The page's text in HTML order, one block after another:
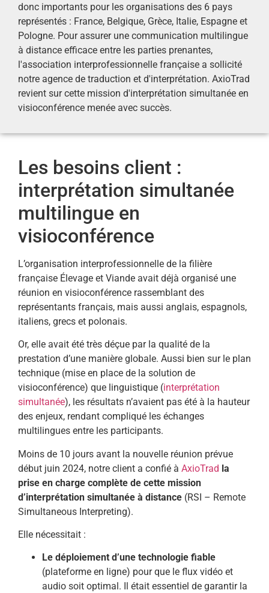
donc importants pour les organisations des 6 pays
représentés : France, Belgique, Grèce, Italie, Espagne et
Pologne. Pour assurer une communication multilingue
à distance efficace entre les parties prenantes,
l'association interprofessionnelle française a sollicité
notre agence de traduction et d'interprétation. AxioTrad
revient sur cette mission d'interprétation simultanée en
visioconférence menée avec succès.
Les besoins client :
interprétation simultanée
multilingue en
visioconférence
L’organisation interprofessionnelle de la filière
française Élevage et Viande avait déjà organisé une
réunion en visioconférence rassemblant des
représentants français, mais aussi anglais, espagnols,
italiens, grecs et polonais.
Or, elle avait été très déçue par la qualité de la
prestation d’une manière globale. Aussi bien sur le plan
technique (mise en place de la solution de
visioconférence) que linguistique (interprétation
simultanée), les résultats n’avaient pas été à la hauteur
des enjeux, rendant compliqué les échanges
multilingues entre les participants.
Moins de 10 jours avant la nouvelle réunion prévue
début juin 2024, notre client a confié à AxioTrad la
prise en charge complète de cette mission
d’interprétation simultanée à distance (RSI – Remote
Simultaneous Interpreting).
Elle nécessitait :
Le déploiement d’une technologie fiable
(plateforme en ligne) pour que le flux vidéo et
audio soit optimal. Il était essentiel de garantir la